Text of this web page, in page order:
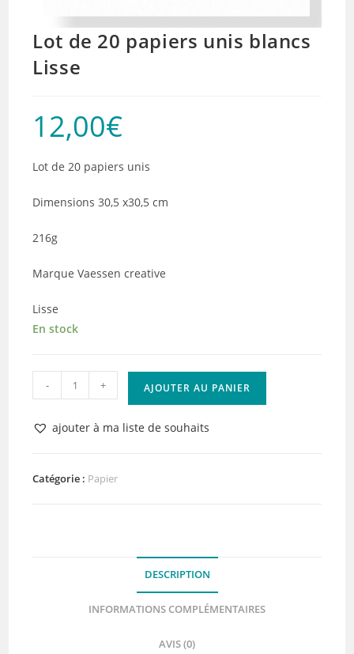
Lot de 20 papiers unis blancs
Lisse
12,00€
Lot de 20 papiers unis
Dimensions 30,5 x30,5 cm
216g
Marque Vaessen creative
Lisse
En stock
quantité
de
Lot
papiers
- + AJOUTER AU PANIER
ajouter à ma liste de souhaits
Catégorie : Papier
DESCRIPTION
INFORMATIONS COMPLÉMENTAIRES
AVIS (0)